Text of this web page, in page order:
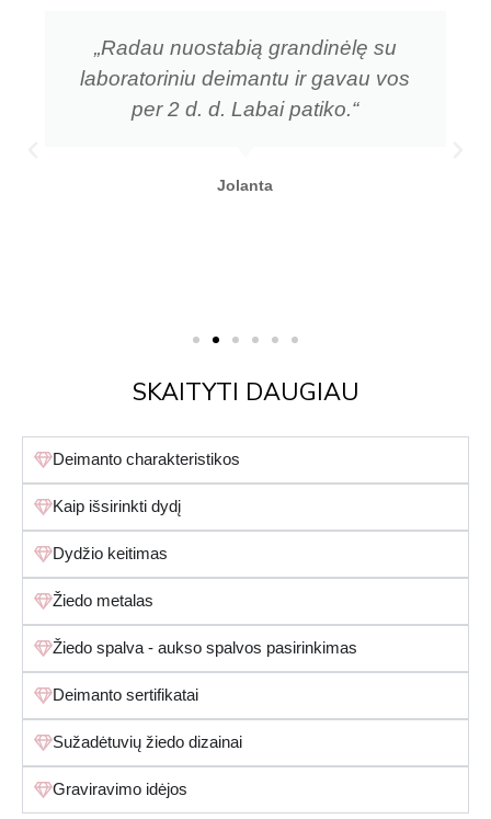
„Radau nuostabią grandinėlę su
laboratoriniu deimantu ir gavau vos
per 2 d. d. Labai patiko.“
Jolanta
SKAITYTI DAUGIAU
Deimanto charakteristikos
Kaip išsirinkti dydį
Dydžio keitimas
Žiedo metalas
Žiedo spalva - aukso spalvos pasirinkimas
Deimanto sertifikatai
Sužadėtuvių žiedo dizainai
Graviravimo idėjos